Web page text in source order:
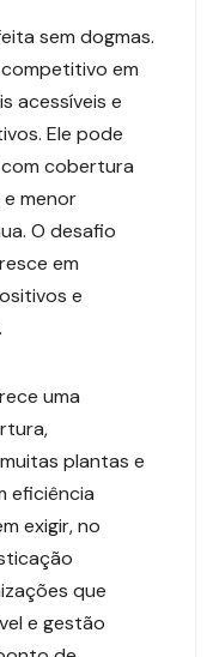
sem dogmas.
em
acessíveis e
Ele pode
cobertura
menor
O desafio
em
e
uma
plantas e
eficiência
exigir, no
que
e gestão